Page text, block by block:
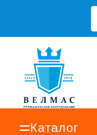
Каталог